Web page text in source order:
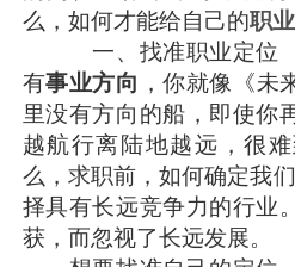
么，如何才能给自己的职
一、找准职业定
有事业方向 ，你就像《未
里没有方向的船，即使你
越航行离陆地越远，很
么，求职前，如何确定我
择具有长远竞争力的行业
获，而忽视了长远发展